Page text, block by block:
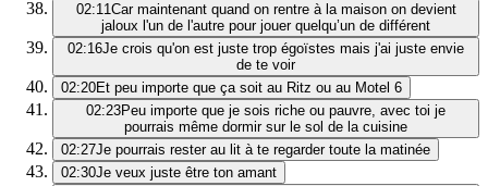
02:11Car maintenant quand on rentre à la maison on devient
jaloux l'un de l'autre pour jouer quelqu’un de différent
02:16Je crois qu'on est juste trop égoïstes mais j'ai juste envie
de te voir
02:20Et peu importe que ça soit au Ritz ou au Motel 6
02:23Peu importe que je sois riche ou pauvre, avec toi je
pourrais même dormir sur le sol de la cuisine
02:27Je pourrais rester au lit à te regarder toute la matinée
02:30Je veux juste être ton amant